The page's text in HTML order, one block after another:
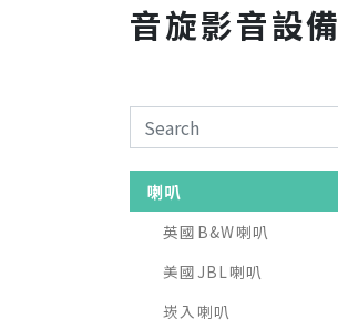
音旋影音設備
喇叭
英國B&W喇叭
美國JBL喇叭
崁入喇叭